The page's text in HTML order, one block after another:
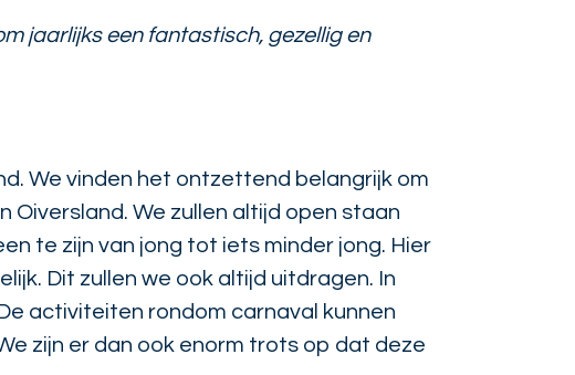
jaarlijks een fantastisch, gezellig en
We vinden het ontzettend belangrijk om
Oiversland. We zullen altijd open staan
te zijn van jong tot iets minder jong. Hier
Dit zullen we ook altijd uitdragen. In
activiteiten rondom carnaval kunnen
zijn er dan ook enorm trots op dat deze